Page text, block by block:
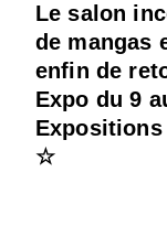
Le salon
de mangas
enfin de
Expo du 9
☆